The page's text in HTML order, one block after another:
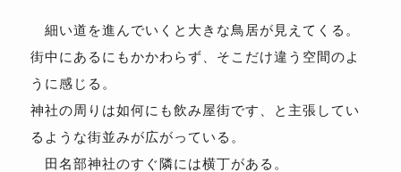
細い道を進んでいくと大きな鳥居が見えてくる。
街中にあるにもかかわらず、そこだけ違う空間のよ
うに感じる。
神社の周りは如何にも飲み屋街です、と主張してい
るような街並みが広がっている。
田名部神社のすぐ隣には横丁がある。